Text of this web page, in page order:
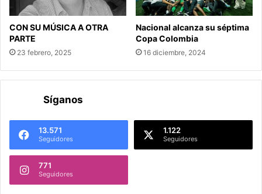
CON SU MÚSICA A OTRA
PARTE
23 febrero, 2025
Nacional alcanza su séptima
Copa Colombia
16 diciembre, 2024
Síganos
13.571
Seguidores
1.122
Seguidores
771
Seguidores